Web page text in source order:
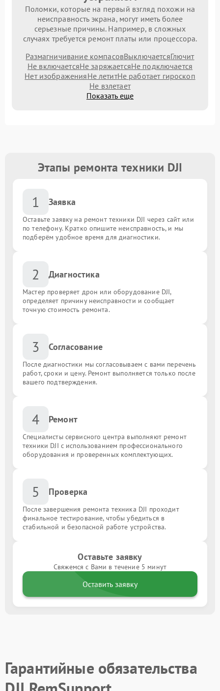
Поломки, которые на первый взгляд похожи на
неисправность экрана, могут иметь более
серьезные причины. Например, в сложных
случаях требуется ремонт платы или процессора.
Размагничивание компасовВыключаетсяГлючит
Не включаетсяНе заряжаетсяНе подключается
Нет изображенияНе летитНе работает гироскоп
Не взлетает
Показать еще
Этапы ремонта техники DJI
1 Заявка
Оставьте заявку на ремонт техники DJI через сайт или
по телефону. Кратко опишите неисправность, и мы
подберём удобное время для диагностики.
2 Диагностика
Мастер проверяет дрон или оборудование DJI,
определяет причину неисправности и сообщает
точную стоимость ремонта.
3 Согласование
После диагностики мы согласовываем с вами перечень
работ, сроки и цену. Ремонт выполняется только после
вашего подтверждения.
4 Ремонт
Специалисты сервисного центра выполняют ремонт
техники DJI с использованием профессионального
оборудования и проверенных комплектующих.
5 Проверка
После завершения ремонта техника DJI проходит
финальное тестирование, чтобы убедиться в
стабильной и безопасной работе устройства.
Оставьте заявку
Свяжемся с Вами в течение 5 минут
Оставить заявку
Гарантийные обязательства